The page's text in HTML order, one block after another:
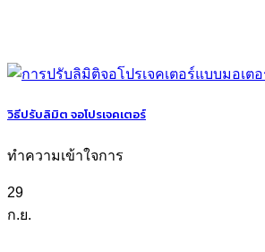
วิธีปรับลิมิต จอโปรเจคเตอร์
ทำความเข้าใจการ
29
ก.ย.